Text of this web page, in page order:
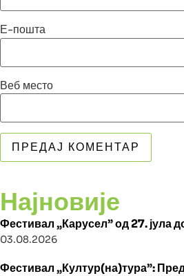
Е-пошта
Веб место
Најновије
Фестивал „Карусел” од 27. јула
03.08.2026
Фестивал „Култур(на)тура”: